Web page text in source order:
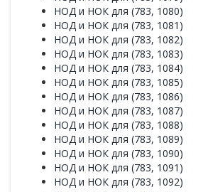
НОД и НОК для (783, 1080)
НОД и НОК для (783, 1081)
НОД и НОК для (783, 1082)
НОД и НОК для (783, 1083)
НОД и НОК для (783, 1084)
НОД и НОК для (783, 1085)
НОД и НОК для (783, 1086)
НОД и НОК для (783, 1087)
НОД и НОК для (783, 1088)
НОД и НОК для (783, 1089)
НОД и НОК для (783, 1090)
НОД и НОК для (783, 1091)
НОД и НОК для (783, 1092)